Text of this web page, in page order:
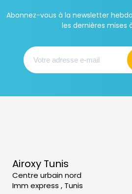
Abonnez-vous à la newsletter
les dernières mises
Airoxy Tunis
Centre urbain nord
Imm express , Tunis